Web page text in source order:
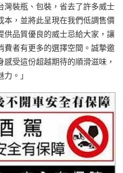
灣裝瓶、包裝，省去了許多威士
本，並將此呈現在我們低調售價
供品質優良的威士忌給大家，讓
費者有更多的選擇空間。誠摯邀
受這份超越期待的順滑滋味，
。」